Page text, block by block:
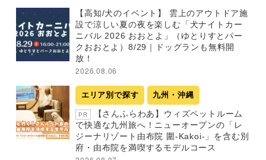
【高知/犬のイベント】 雲上のアウトドア施
設で涼しい夏の夜を楽しむ「犬ナイトカー
ニバル 2026 おおとよ」（ゆとりすとパー
クおおとよ）8/29｜ドッグランも無料開
放！
2026.08.06
エリア別で探す 九州・沖縄
PR
【さんふらわあ】ウィズペットルーム
で快適な九州旅へ！ニューオープンの「レ
ジーナリゾート由布院 圍-Kakoi-」を含む別
府・由布院を満喫するモデルコース